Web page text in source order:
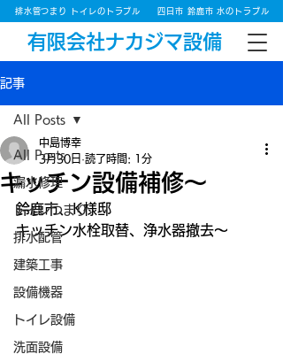
有限会社ナカジマ設備
排水管つまり トイレのトラブル 四日市 鈴鹿市 水のトラブル
記事
All Posts
漏水修理
トイレつまり
排水配管
建築工事
設備機器
トイレ設備
洗面設備
All Posts
キッチン設備補修～
中島博幸
3月30日 読了時間: 1分
鈴鹿市、K様邸
キッチン水栓取替、浄水器撤去～